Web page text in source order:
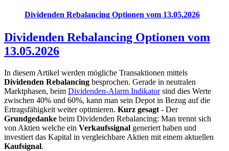
Dividenden Rebalancing Optionen vom 13.05.2026
Dividenden Rebalancing Optionen vom
13.05.2026
In diesem Artikel werden mögliche Transaktionen mittels
Dividenden Rebalancing besprochen. Gerade in neutralen
Marktphasen, beim Dividenden-Alarm Indikatorsind dies Werte
zwischen 40% und 60%, kann man sein Depot in Bezug auf die
Ertragsfähigkeit weiter optimieren. Kurz gesagt - Der
Grundgedanke beim Dividenden Rebalancing: Man trennt sich
von Aktien welche ein Verkaufssignal generiert haben und
investiert das Kapital in vergleichbare Aktien mit einem aktuellen
Kaufsignal.